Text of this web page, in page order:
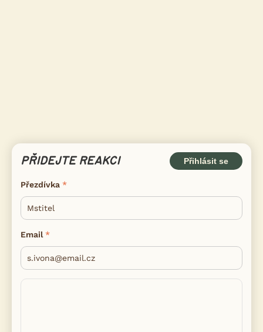
PŘIDEJTE REAKCI Přihlásit se
Přezdívka
Email